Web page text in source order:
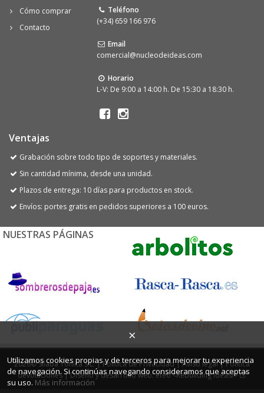
Cómo comprar
Contacto
Teléfono
(+34) 659 166 976
Email
comercial@nucleodeideas.com
Horario
L-V: De 9:00 a 14:00 h. De 15:30 a 18:30 h.
Ventajas
Grabación sobre todo tipo de soportes y materiales.
Sin cantidad mínima, desde una unidad.
Plazos de entrega: 10 días para productos en stock.
Envíos: portes gratis en pedidos superiores a 100 euros.
NUESTRAS PÁGINAS
2026© Sílaba Tónica S.L. |Política de Privacidad|Aviso legal|Política
devoluciones|Diseño y desarrollo web: efe6 <Rebuilding ideas/>
Utilizamos cookies propias y de terceros para mejorar tu experiencia
de navegación. Si continúas navegando consideramos que aceptas
su uso. Más información
×